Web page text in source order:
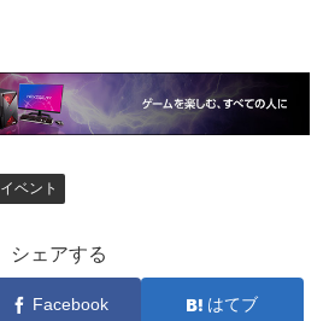
イベント
シェアする
Facebook はてブ